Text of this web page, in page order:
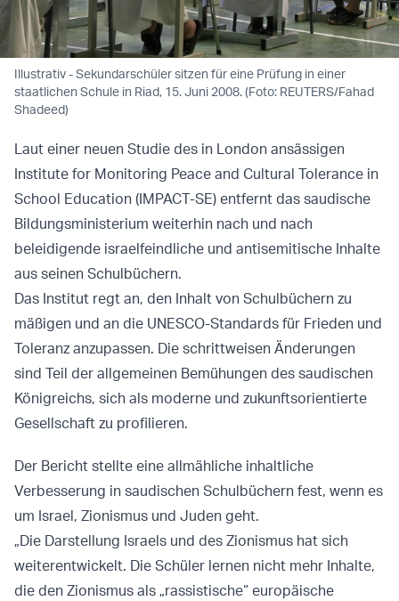
Illustrativ - Sekundarschüler sitzen für eine Prüfung in einer
staatlichen Schule in Riad, 15. Juni 2008. (Foto: REUTERS/Fahad
Shadeed)
Laut einer neuen Studie des in London ansässigen
Institute for Monitoring Peace and Cultural Tolerance in
School Education (IMPACT-SE) entfernt das saudische
Bildungsministerium weiterhin nach und nach
beleidigende israelfeindliche und antisemitische Inhalte
aus seinen Schulbüchern.
Das Institut regt an, den Inhalt von Schulbüchern zu
mäßigen und an die UNESCO-Standards für Frieden und
Toleranz anzupassen. Die schrittweisen Änderungen
sind Teil der allgemeinen Bemühungen des saudischen
Königreichs, sich als moderne und zukunftsorientierte
Gesellschaft zu profilieren.
Der Bericht stellte eine allmähliche inhaltliche
Verbesserung in saudischen Schulbüchern fest, wenn es
um Israel, Zionismus und Juden geht.
„Die Darstellung Israels und des Zionismus hat sich
weiterentwickelt. Die Schüler lernen nicht mehr Inhalte,
die den Zionismus als „rassistische“ europäische